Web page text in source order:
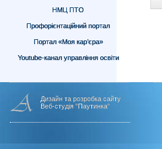
НМЦ ПТО
Профорієнтаційний портал
Портал «Моя кар’єра»
Youtube-канал управління освіти
Дизайн та розробка сайту
Веб-студія "Паутинка"